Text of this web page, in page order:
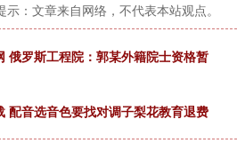
示：文章来自网络，不代表本站观点。
俄罗斯工程院：郭某外籍院士资格暂
配音选音色要找对调子梨花教育退费